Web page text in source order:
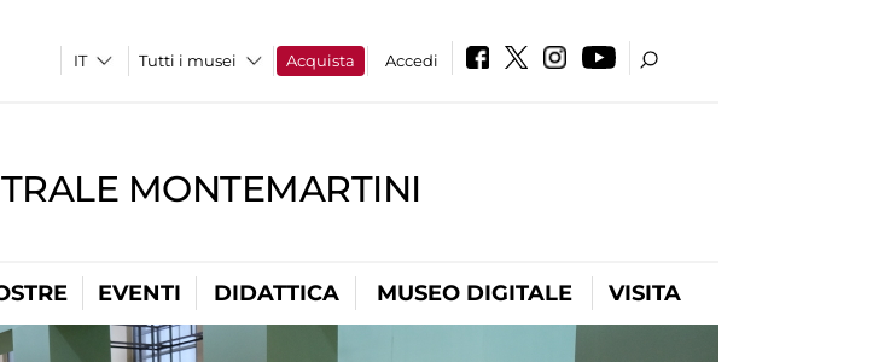
Tutti i musei Acquista Accedi
MONTEMARTINI
EVENTI DIDATTICA MUSEO DIGITALE VISITA